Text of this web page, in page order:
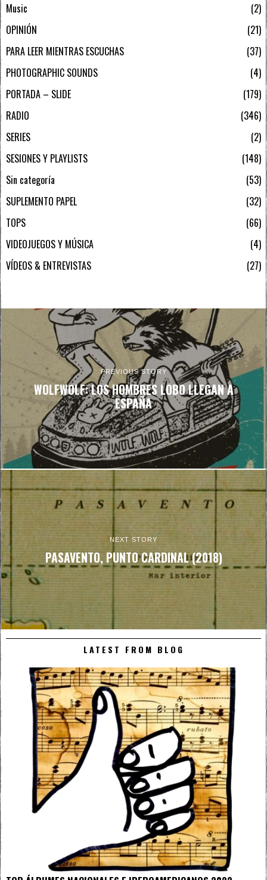
Music
2
OPINIÓN
21
PARA LEER MIENTRAS ESCUCHAS
37
PHOTOGRAPHIC SOUNDS
4
PORTADA – SLIDE
179
RADIO
346
SERIES
2
SESIONES Y PLAYLISTS
148
Sin categoría
53
SUPLEMENTO PAPEL
32
TOPS
66
VIDEOJUEGOS Y MÚSICA
4
VÍDEOS & ENTREVISTAS
27
PREVIOUS STORY
WOLFWOLF: LOS HOMBRES LOBO LLEGAN A
ESPAÑA
NEXT STORY
PASAVENTO, PUNTO CARDINAL (2018)
LATEST FROM BLOG